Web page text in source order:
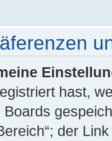
hast,
der